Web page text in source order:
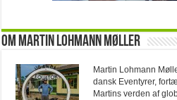
Om Martin Lohmann Møller
Martin Lohmann
dansk Eventyrer,
Martins verden af